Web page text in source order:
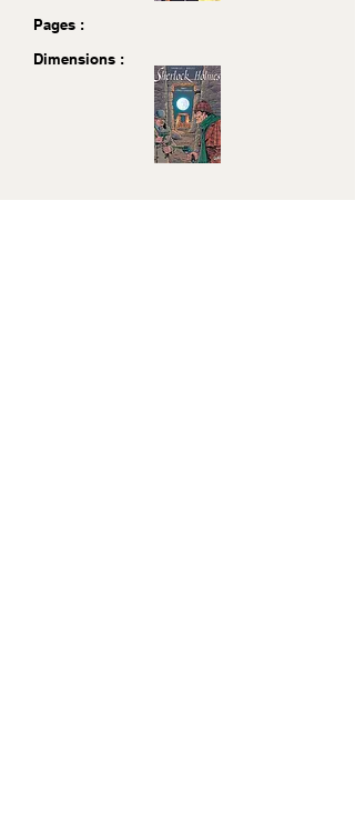
Pages :
Dimensions :